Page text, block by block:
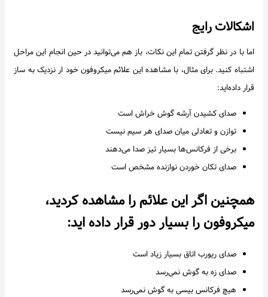
اشکالاترایج
اما با در نظر گرفتن تمام این نکات، باز هم می‌توانید در حین انجام این مراحل
اشتباه کنید. برای مثال، با مشاهده این علائم میکروفون خود ار نزدیک به ساز
قرار داده‌اید:
صدای کشیدن آرشه گوش خراش است
توازن و تعادلی میان صدای هر سیم نیست
برخی از فرکانس‌ها بسیار تیز صدا می‌دهند
صدای تکان خوردن نوازنده مشخص است
همچنین اگر این علائم را مشاهده کردید،
میکروفون را بسیار دور قرار داده اید:
صدای ریورب اتاق بسیار زیاد است
صدای زه به گوش نمی‌رسد
هیچ فرکانس بیسی به گوش نمی‌رسد